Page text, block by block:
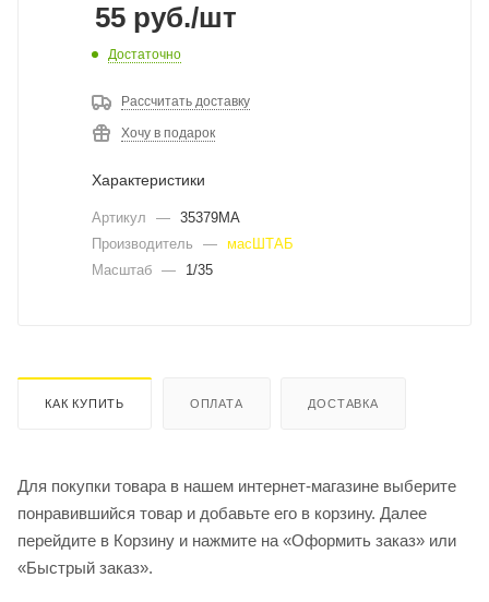
55 руб./шт
Достаточно
Рассчитать доставку
Хочу в подарок
Характеристики
Артикул — 35379MA
Производитель
— масШТАБ
Масштаб — 1/35
КАК КУПИТЬ ОПЛАТА ДОСТАВКА
Для покупки товара в нашем интернет-магазине выберите
понравившийся товар и добавьте его в корзину. Далее
перейдите в Корзину и нажмите на «Оформить заказ» или
«Быстрый заказ».